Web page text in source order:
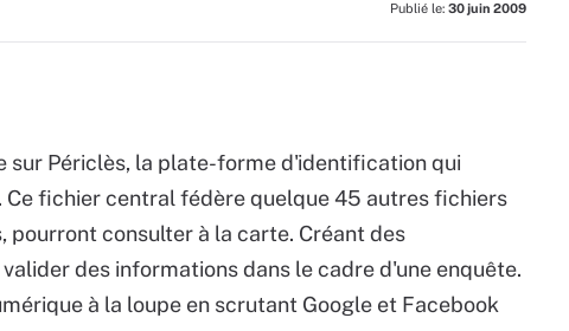
Publié le: 30 juin 2009
sur Périclès, la plate-forme d'identification qui
fichier central fédère quelque 45 autres fichiers
consulter à la carte. Créant des
des informations dans le cadre d'une enquête.
à la loupe en scrutant Google et Facebook